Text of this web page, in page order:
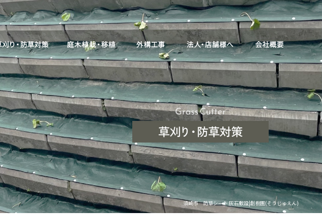
須崎市 防草シート 灰石敷設|創樹園(そうじゅえん)